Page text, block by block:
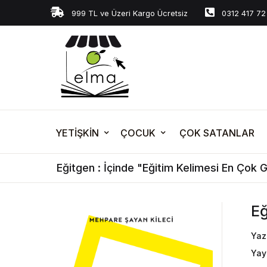
999 TL ve Üzeri Kargo Ücretsiz 0312 417
YETİŞKİN ÇOCUK ÇOK SATANLAR
Eğitgen : İçinde "Eğitim Kelimesi En Çok